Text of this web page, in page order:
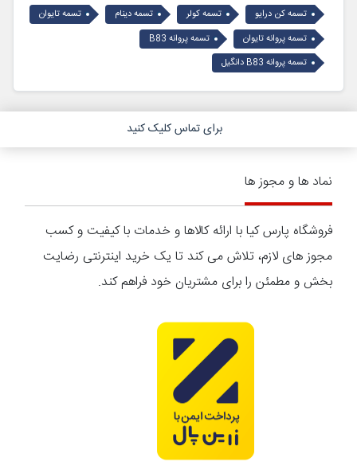
تسمه کن درایو
تسمه کولر تسمه دینام
تسمه تایوان
تسمه پروانه تایوان
تسمه پروانه B83
تسمه پروانه B83 دانگیل
برای تماس کلیک کنید
نماد ها و مجوز ها
فروشگاه پارس کیا با ارائه کالاها و خدمات با کیفیت و کسب
مجوز های لازم، تلاش می کند تا یک خرید اینترنتی رضایت
بخش و مطمئن را برای مشتریان خود فراهم کند.